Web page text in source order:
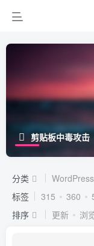
剪贴板中毒攻击
分类 WordPress
标签
315 360
排序
更新 浏